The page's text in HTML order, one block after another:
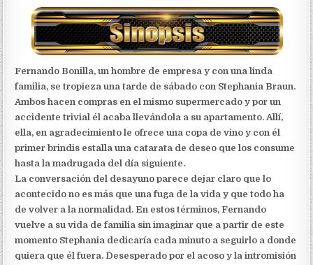
Fernando Bonilla, un hombre de empresa y con una linda
familia, se tropieza una tarde de sábado con Stephania Braun.
Ambos hacen compras en el mismo supermercado y por un
accidente trivial él acaba llevándola a su apartamento. Allí,
ella, en agradecimiento le ofrece una copa de vino y con él
primer brindis estalla una catarata de deseo que los consume
hasta la madrugada del día siguiente.
La conversación del desayuno parece dejar claro que lo
acontecido no es más que una fuga de la vida y que todo ha
de volver a la normalidad. En estos términos, Fernando
vuelve a su vida de familia sin imaginar que a partir de este
momento Stephania dedicaría cada minuto a seguirlo a donde
quiera que él fuera. Desesperado por el acoso y la intromisión